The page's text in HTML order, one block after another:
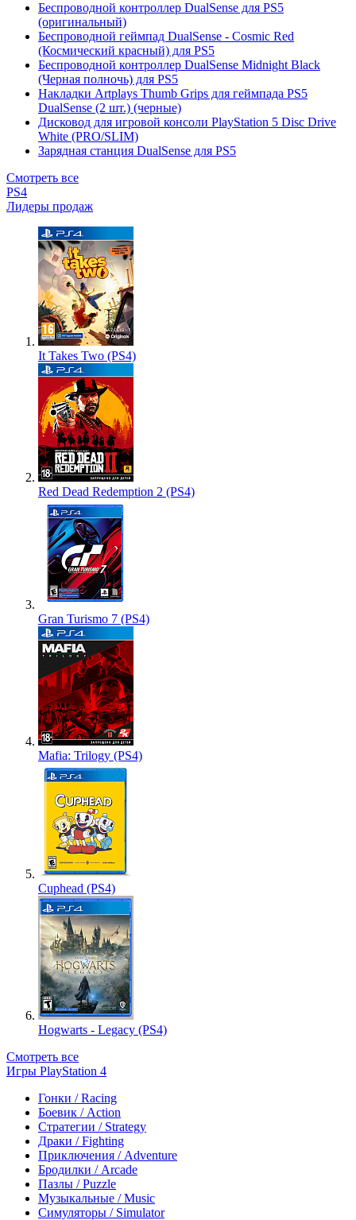
Беспроводной контроллер DualSense для PS5
(оригинальный)
Беспроводной геймпад DualSense - Cosmic Red
(Космический красный) для PS5
Беспроводной контроллер DualSense Midnight Black
(Черная полночь) для PS5
Накладки Artplays Thumb Grips для геймпада PS5
DualSense (2 шт.) (черные)
Дисковод для игровой консоли PlayStation 5 Disc Drive
White (PRO/SLIM)
Зарядная станция DualSense для PS5
Смотреть все
PS4
Лидеры продаж
It Takes Two (PS4)
Red Dead Redemption 2 (PS4)
Gran Turismo 7 (PS4)
Mafia: Trilogy (PS4)
Cuphead (PS4)
Hogwarts - Legacy (PS4)
Смотреть все
Игры PlayStation 4
Гонки / Racing
Боевик / Action
Стратегии / Strategy
Драки / Fighting
Приключения / Adventure
Бродилки / Arcade
Пазлы / Puzzle
Музыкальные / Music
Симуляторы / Simulator